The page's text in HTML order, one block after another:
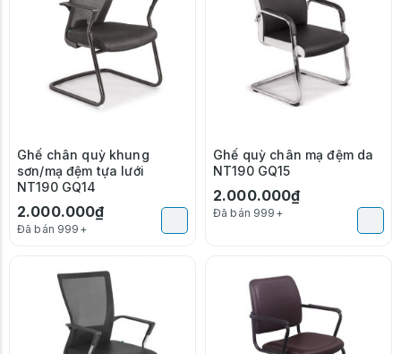
Ghế chân quỳ khung
sơn/mạ đệm tựa lưới
NT190 GQ14
2.000.000₫
Đã bán 999+
Ghế quỳ chân mạ đệm da
NT190 GQ15
2.000.000₫
Đã bán 999+